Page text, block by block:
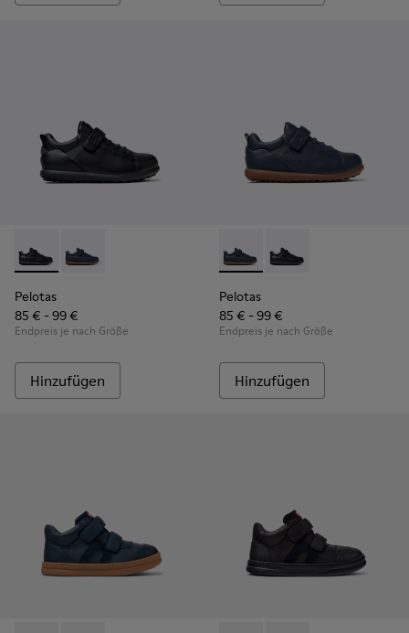
Pelotas - K800316-003 - Schwarze Leder- und Textilschuhe
Pelotas - K800316-004 - Blaue Leder- und
Pelotas
85 € - 99 €
Endpreis je nach Größe
Hinzufügen
Pelotas - K800316-004 -
Pelotas - K800316-
Pelotas
85 € - 99 €
Endpreis je nach Größe
Hinzufügen